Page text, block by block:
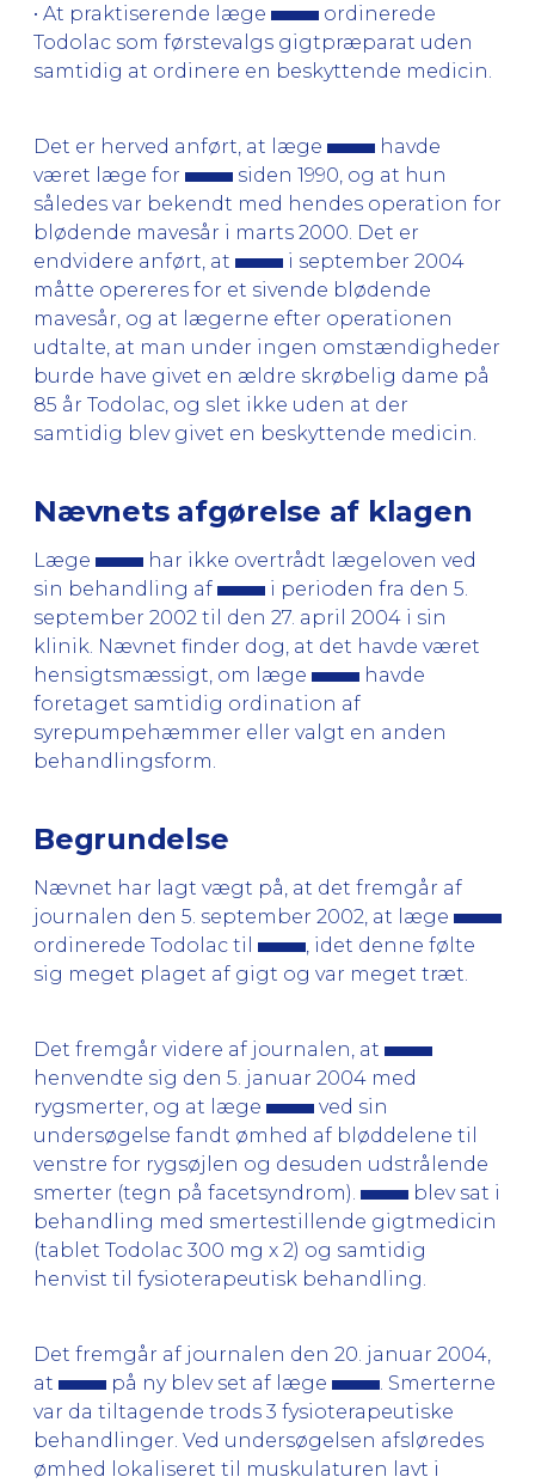
• At praktiserende læge
ordinerede
Todolac som førstevalgs gigtpræparat uden
samtidig at ordinere en beskyttende medicin.
Det er herved anført, at læge
havde
været læge for
siden 1990, og at hun
således var bekendt med hendes operation for
blødende mavesår i marts 2000. Det er
endvidere anført, at
i september 2004
måtte opereres for et sivende blødende
mavesår, og at lægerne efter operationen
udtalte, at man under ingen omstændigheder
burde have givet en ældre skrøbelig dame på
85 år Todolac, og slet ikke uden at der
samtidig blev givet en beskyttende medicin.
Nævnets afgørelse af klagen
Læge
har ikke overtrådt lægeloven ved
sin behandling af
i perioden fra den 5.
september 2002 til den 27. april 2004 i sin
klinik. Nævnet finder dog, at det havde været
hensigtsmæssigt, om læge
havde
foretaget samtidig ordination af
syrepumpehæmmer eller valgt en anden
behandlingsform.
Begrundelse
Nævnet har lagt vægt på, at det fremgår af
journalen den 5. september 2002, at læge
ordinerede Todolac til
, idet denne følte
sig meget plaget af gigt og var meget træt.
Det fremgår videre af journalen, at
henvendte sig den 5. januar 2004 med
rygsmerter, og at læge
ved sin
undersøgelse fandt ømhed af bløddelene til
venstre for rygsøjlen og desuden udstrålende
smerter (tegn på facetsyndrom).
blev sat i
behandling med smertestillende gigtmedicin
(tablet Todolac 300 mg x 2) og samtidig
henvist til fysioterapeutisk behandling.
Det fremgår af journalen den 20. januar 2004,
at
på ny blev set af læge
. Smerterne
var da tiltagende trods 3 fysioterapeutiske
behandlinger. Ved undersøgelsen afsløredes
ømhed lokaliseret til muskulaturen lavt i